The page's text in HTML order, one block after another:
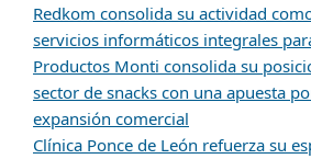
Redkom consolida su actividad
servicios informáticos integrales
Productos Monti consolida su
sector de snacks con una apuesta
expansión comercial
Clínica Ponce de León refuerza su